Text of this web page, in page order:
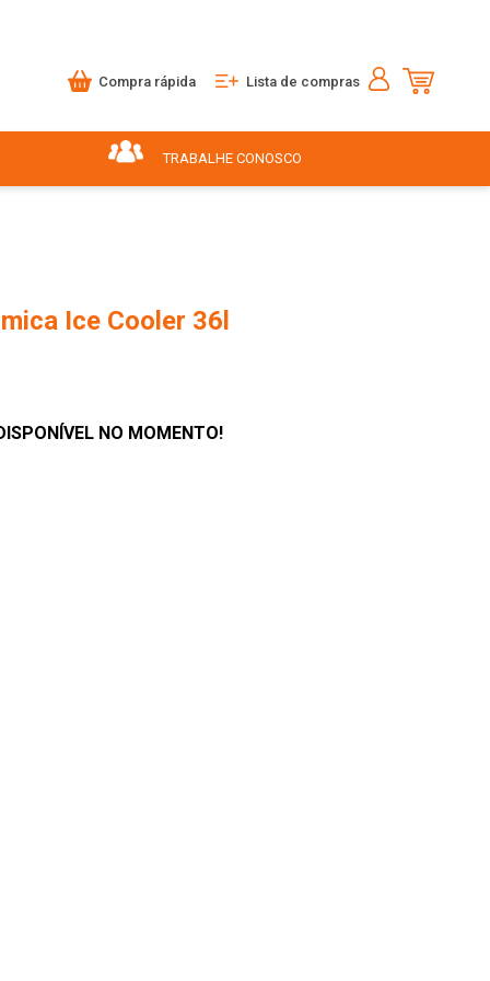
Compra rápida Lista de compras
TRABALHE CONOSCO
Ice Cooler 36l
NO MOMENTO!